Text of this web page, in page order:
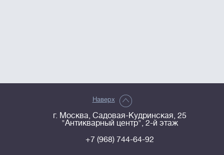
Наверх
г. Москва, Садовая-Кудринская, 25
"Антикварный центр", 2-й этаж
+7 (968) 744-64-92